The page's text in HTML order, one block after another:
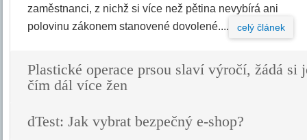
zaměstnanci, z nichž si více než pětina nevybírá ani
polovinu zákonem stanovené dovolené....
celý článek
Plastické operace prsou slaví výročí, žádá si
čím dál více žen
dTest: Jak vybrat bezpečný e-shop?